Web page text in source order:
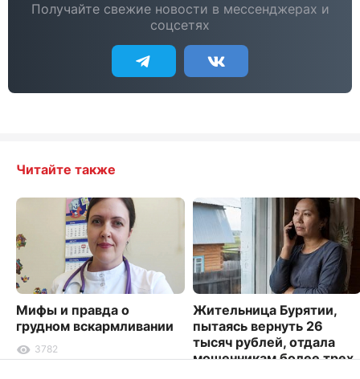
Получайте свежие новости в мессенджерах и
соцсетях
Читайте также
Мифы и правда о
грудном вскармливании
3782
Жительница Бурятии,
пытаясь вернуть 26
тысяч рублей, отдала
мошенникам более трех